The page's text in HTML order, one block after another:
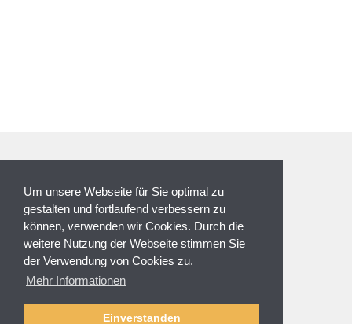
Um unsere Webseite für Sie optimal zu
gestalten und fortlaufend verbessern zu
können, verwenden wir Cookies. Durch die
weitere Nutzung der Webseite stimmen Sie
der Verwendung von Cookies zu.
Mehr Informationen
Einverstanden
NEWSLETTER